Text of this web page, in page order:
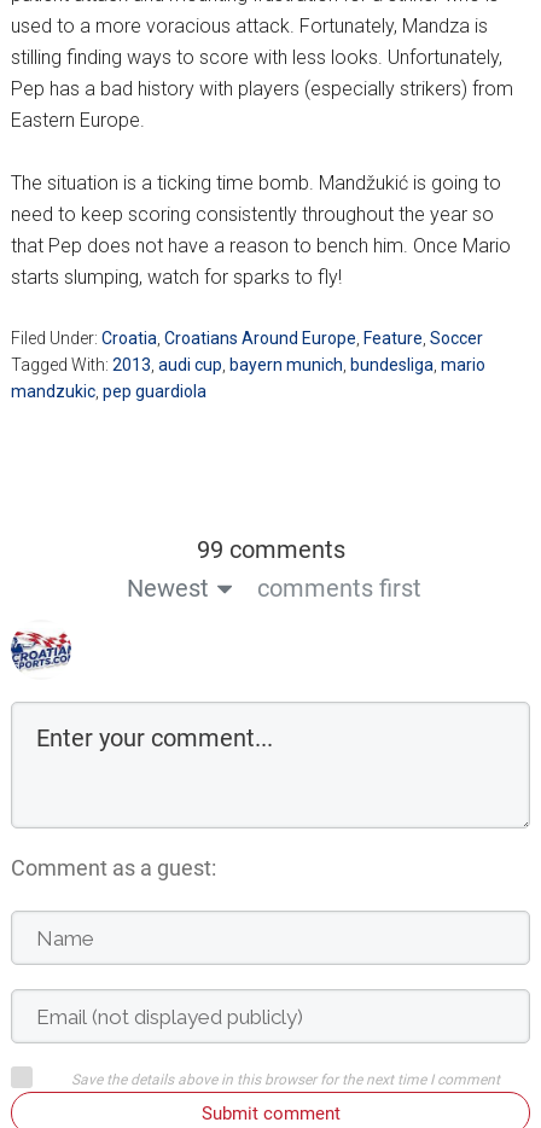
used to a more voracious attack. Fortunately, Mandza is
stilling finding ways to score with less looks. Unfortunately,
Pep has a bad history with players (especially strikers) from
Eastern Europe.
The situation is a ticking time bomb. Mandžukić is going to
need to keep scoring consistently throughout the year so
that Pep does not have a reason to bench him. Once Mario
starts slumping, watch for sparks to fly!
Filed Under: Croatia Croatians Around Europe Feature Soccer
Tagged With: 2013 audi cup bayern munich bundesliga mario
mandzukic, pep guardiola
99 comments
Newest
comments first
Comment as a guest:
Save the details above in this browser for the next time I comment
Submit comment